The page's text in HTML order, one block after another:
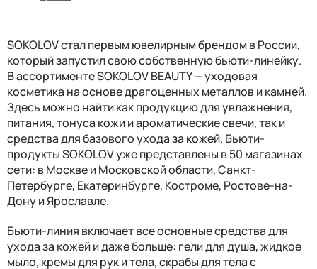
SOKOLOV стал первым ювелирным брендом в России,
который запустил свою собственную бьюти-линейку.
В ассортименте SOKOLOV BEAUTY—уходовая
косметика на основе драгоценных металлов и камней.
Здесь можно найти как продукцию для увлажнения,
питания, тонуса кожи и ароматические свечи, так и
средства для базового ухода за кожей. Бьюти-
продукты SOKOLOV уже представлены в 50 магазинах
сети: в Москве и Московской области, Санкт-
Петербурге, Екатеринбурге, Костроме, Ростове-на-
Дону и Ярославле.
Бьюти-линия включает все основные средства для
ухода за кожей и даже больше: гели для душа, жидкое
мыло, кремы для рук и тела, скрабы для тела с